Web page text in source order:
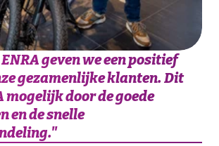
geven we een positief
gezamenlijke klanten. Dit
mogelijk door de goede
en de snelle
"